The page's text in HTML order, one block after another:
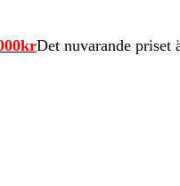
krDet nuvarande priset